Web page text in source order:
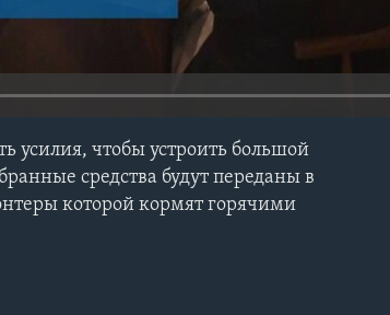
чтобы устроить большой
средства будут переданы в
которой кормят горячими